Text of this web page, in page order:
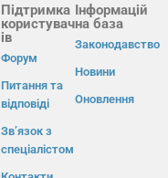
Підтримка
користувач
ів
Форум
Питання та
відповіді
Зв’язок з
спеціалістом
Інформацій
на база
Законодавство
Новини
Оновлення